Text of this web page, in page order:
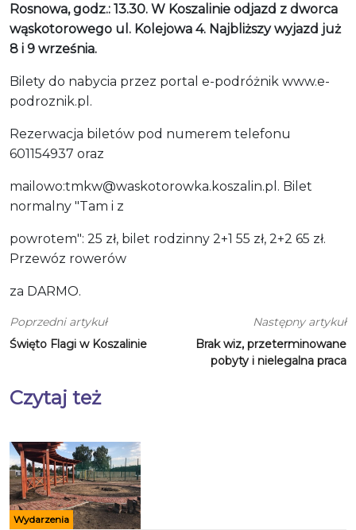
Rosnowa, godz.: 13.30. W Koszalinie odjazd z dworca
wąskotorowego ul. Kolejowa 4. Najbliższy wyjazd już
8 i 9 września.
Bilety do nabycia przez portal e-podróżnik www.e-
podroznik.pl.
Rezerwacja biletów pod numerem telefonu
601154937 oraz
mailowo:tmkw@waskotorowka.koszalin.pl. Bilet
normalny "Tam i z
powrotem": 25 zł, bilet rodzinny 2+1 55 zł, 2+2 65 zł.
Przewóz rowerów
za DARMO.
Poprzedni artykuł
Święto Flagi w Koszalinie
Następny artykuł
Brak wiz, przeterminowane
pobyty i nielegalna praca
Czytaj też
Wydarzenia